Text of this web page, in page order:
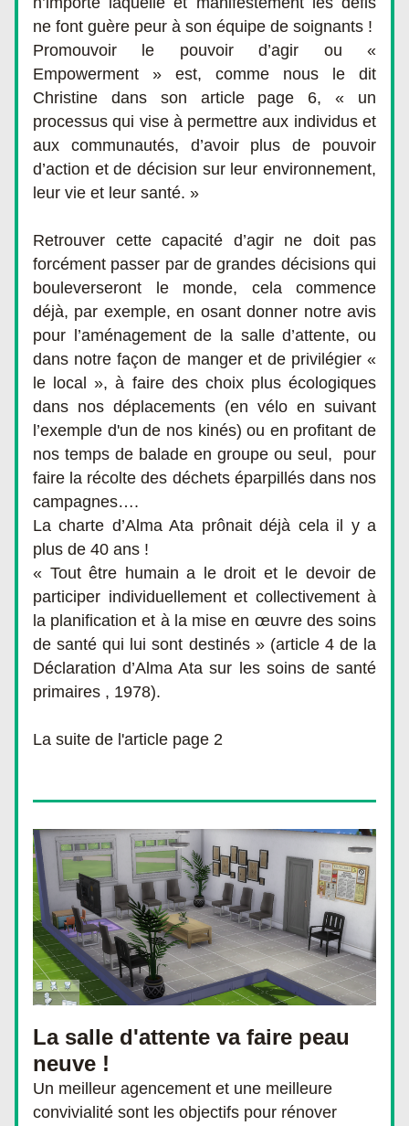
ne font guère peur à son équipe de soignants !
Promouvoir le pouvoir d’agir ou «
Empowerment » est, comme nous le dit
Christine dans son article page 6, « un
processus qui vise à permettre aux individus et
aux communautés, d’avoir plus de pouvoir
d’action et de décision sur leur environnement,
leur vie et leur santé. »
Retrouver cette capacité d’agir ne doit pas
forcément passer par de grandes décisions qui
bouleverseront le monde, cela commence
déjà, par exemple, en osant donner notre avis
pour l’aménagement de la salle d’attente, ou
dans notre façon de manger et de privilégier «
le local », à faire des choix plus écologiques
dans nos déplacements (en vélo en suivant
l’exemple d'un de nos kinés) ou en profitant de
nos temps de balade en groupe ou seul,  pour
faire la récolte des déchets éparpillés dans nos
campagnes….
La charte d’Alma Ata prônait déjà cela il y a
plus de 40 ans !
« Tout être humain a le droit et le devoir de
participer individuellement et collectivement à
la planification et à la mise en œuvre des soins
de santé qui lui sont destinés » (article 4 de la
Déclaration d’Alma Ata sur les soins de santé
primaires , 1978).
La suite de l'article page 2
La salle d'attente va faire peau
neuve !
Un meilleur agencement et une meilleure
convivialité sont les objectifs pour rénover